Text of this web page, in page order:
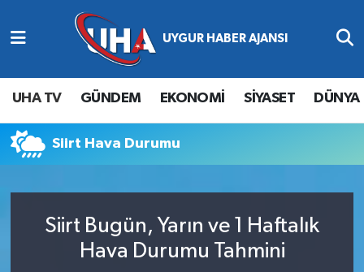
UHA TV GÜNDEM EKONOMİ SİYASET DÜNYA
Siirt Hava Durumu
Siirt Bugün, Yarın ve 1 Haftalık
Hava Durumu Tahmini
Abone Ol
Gündem
Ekonomi
Siyaset
Nöbetçi Eczaneler
Hava Durumu
Namaz Vakitleri
Süper Lig Puan Durumu ve Fikstür